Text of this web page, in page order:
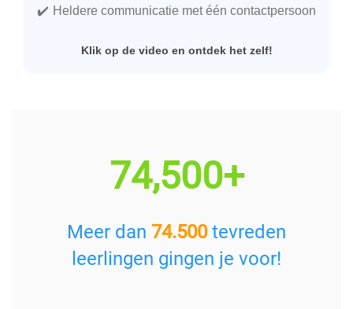
Heldere communicatie met één contactpersoon
Klik op de video en ontdek het zelf!
74,500+
Meer dan 74.500tevreden
leerlingen gingen je voor!